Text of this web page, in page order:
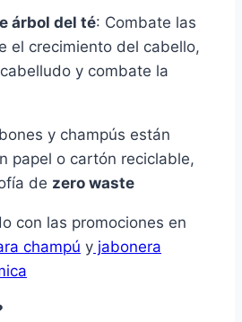
árbol del té: Combate las
el crecimiento del cabello,
y combate la
y champús están
papel o cartón reciclable,
de zero waste
con las promociones en
champú y jabonera